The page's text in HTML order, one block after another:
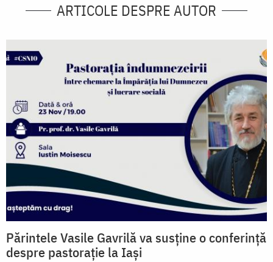
ARTICOLE DESPRE AUTOR
Părintele Vasile Gavrilă va susține o conferință
despre pastorație la Iași